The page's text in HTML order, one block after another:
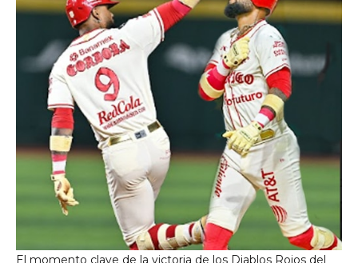
El momento clave de la victoria de los Diablos Rojos del